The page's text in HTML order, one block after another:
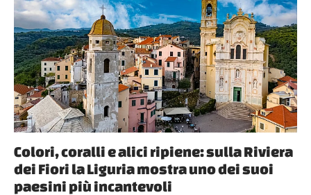
Colori, coralli e alici ripiene: sulla Riviera
dei Fiori la Liguria mostra uno dei suoi
paesini più incantevoli